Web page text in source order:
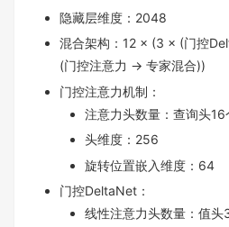
隐藏层维度：2048
混合架构：12 × (3 × (门控
(门控注意力 → 专家混合))
门控注意力机制：
注意力头数量：查询头
头维度：256
旋转位置嵌入维度：64
门控DeltaNet：
线性注意力头数量：值